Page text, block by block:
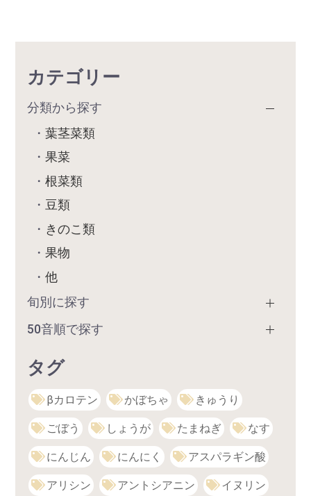
カテゴリー
分類から探す
葉茎菜類
果菜
根菜類
豆類
きのこ類
果物
他
旬別に探す
50音順で探す
タグ
βカロテン かぼちゃ きゅうり
ごぼう しょうが たまねぎ なす
にんじん にんにく アスパラギン酸
アリシン アントシアニン イヌリン